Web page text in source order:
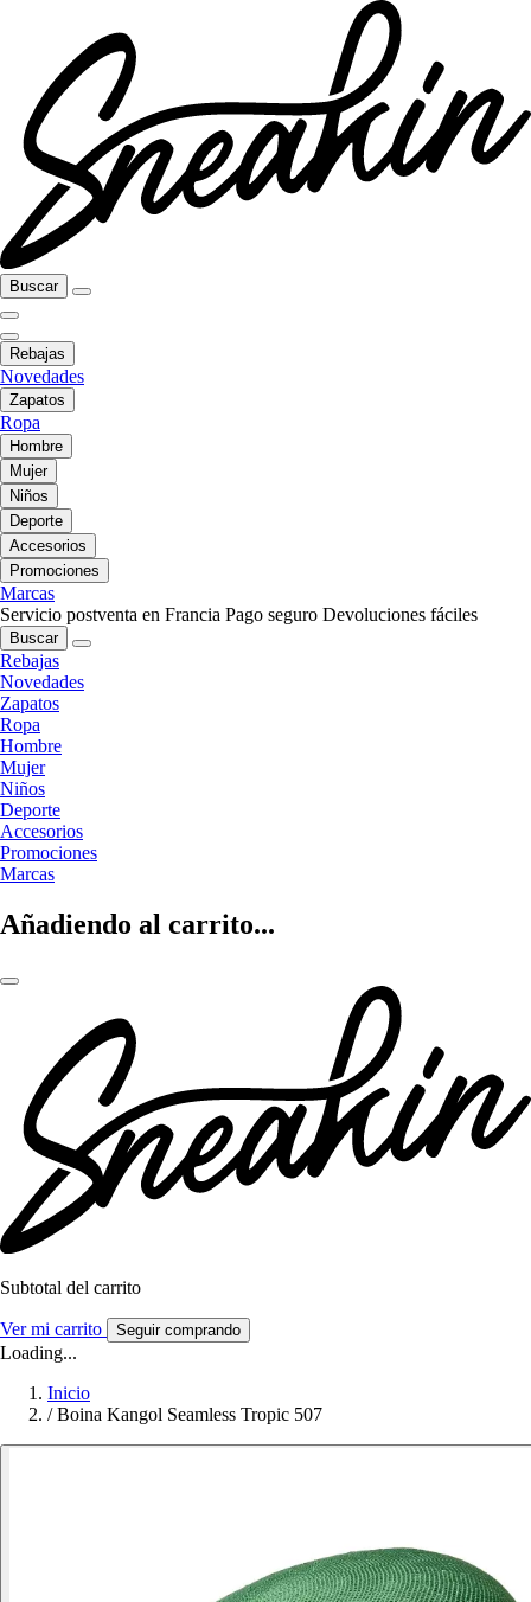
Buscar
Rebajas
Novedades
Zapatos
Ropa
Hombre
Mujer
Niños
Deporte
Accesorios
Promociones
Marcas
Servicio postventa en Francia Pago seguro Devoluciones fáciles
Buscar
Rebajas
Novedades
Zapatos
Ropa
Hombre
Mujer
Niños
Deporte
Accesorios
Promociones
Marcas
Añadiendo al carrito...
Subtotal del carrito
Ver mi carrito Seguir comprando
Loading...
Inicio
/ Boina Kangol Seamless Tropic 507